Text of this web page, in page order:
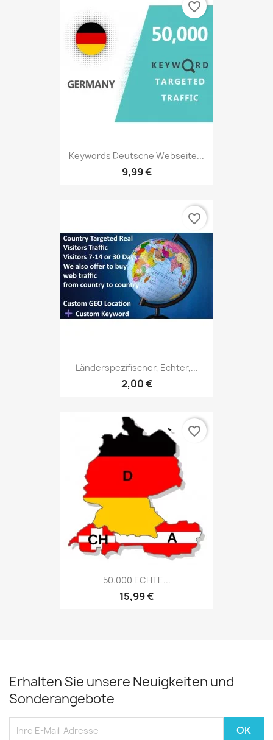
Keywords Deutsche Webseite...
9,99 €
favorite_border
Länderspezifischer, Echter,...
2,00 €
favorite_border
50.000 ECHTE...
15,99 €
favorite_border
Erhalten Sie unsere Neuigkeiten und
Sonderangebote